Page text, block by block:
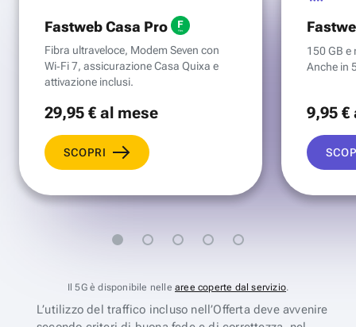
Fastweb Casa Pro
Fibra ultraveloce, Modem Seven con
Wi‑Fi 7, assicurazione Casa Quixa e
attivazione inclusi.
29,95 €al mese
SCOPRI
150 GB e
Anche in
9,95 €
Il 5G è disponibile nelle aree coperte dal servizio.
L’utilizzo del traffico incluso nell’Offerta deve avvenire